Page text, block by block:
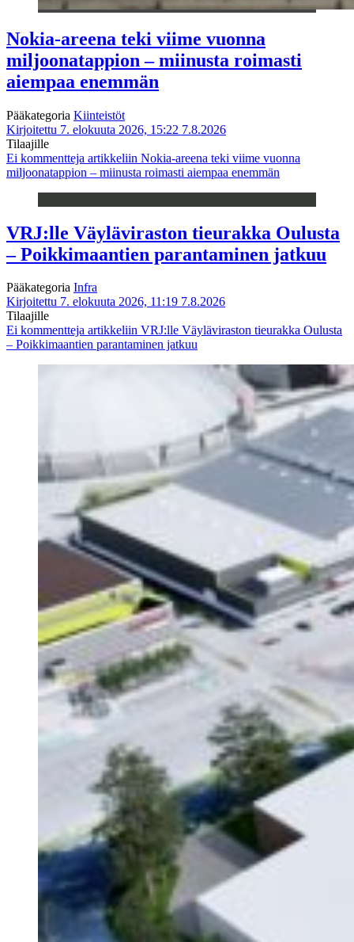
Nokia-areena teki viime vuonna
miljoonatappion – miinusta roimasti
aiempaa enemmän
Pääkategoria Kiinteistöt
Kirjoitettu 7. elokuuta 2026, 15:22 7.8.2026
Tilaajille
Ei kommentteja artikkeliin Nokia-areena teki viime vuonna
miljoonatappion – miinusta roimasti aiempaa enemmän
VRJ:lle Väyläviraston tieurakka Oulusta
– Poikkimaantien parantaminen jatkuu
Pääkategoria Infra
Kirjoitettu 7. elokuuta 2026, 11:19 7.8.2026
Tilaajille
Ei kommentteja artikkeliin VRJ:lle Väyläviraston tieurakka Oulusta
– Poikkimaantien parantaminen jatkuu